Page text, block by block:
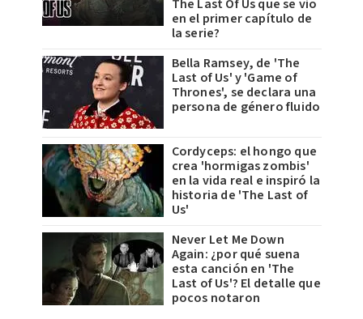
The Last Of Us que se vio
en el primer capítulo de
la serie?
Bella Ramsey, de 'The
Last of Us' y 'Game of
Thrones', se declara una
persona de género fluido
Cordyceps: el hongo que
crea 'hormigas zombis'
en la vida real e inspiró la
historia de 'The Last of
Us'
Never Let Me Down
Again: ¿por qué suena
esta canción en 'The
Last of Us'? El detalle que
pocos notaron